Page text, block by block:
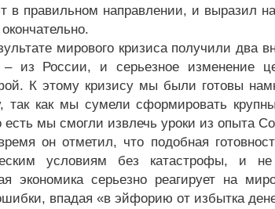
в правильном направлении, и выразил
мирового кризиса получили два
– из России, и серьезное изменение
К этому кризису мы были готовы
так как мы сумели сформировать
мы смогли извлечь уроки из опыта
он отметил, что подобная
условиям без катастрофы, и не
экономика серьезно реагирует на
впадая «в эйфорию от избытка